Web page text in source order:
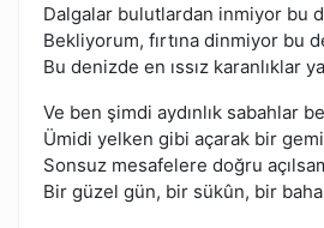
Dalgalar bulutlardan inmiyor bu
Bekliyorum, fırtına dinmiyor bu
Bu denizde en ıssız karanlıklar
Ve ben şimdi aydınlık sabahlar
Ümidi yelken gibi açarak bir
Sonsuz mesafelere doğru
Bir güzel gün, bir sükûn, bir